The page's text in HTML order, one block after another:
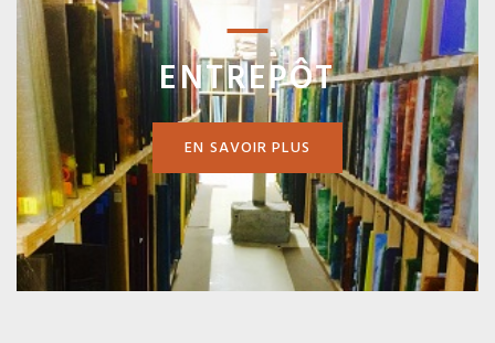
ENTREPÔT
EN SAVOIR PLUS